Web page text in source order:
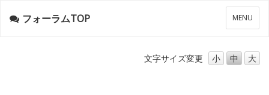
メ
ニ
ー
MENU
フォーラムTOP
文字サイズ変更 小 中 大